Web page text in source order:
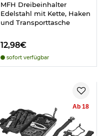
MFH Dreibeinhalter
Edelstahl mit Kette, Haken
und Transporttasche
12,98€
sofort verfügbar
Ab 18